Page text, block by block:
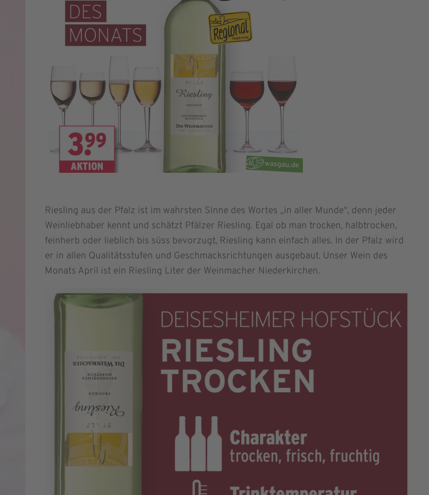
Riesling aus der Pfalz ist im wahrsten Sinne des Wortes „in aller Munde“, denn jeder
Weinliebhaber kennt und schätzt Pfälzer Riesling. Egal ob man trocken, halbtrocken,
feinherb oder lieblich bis süss bevorzugt, Riesling kann einfach alles. In der Pfalz wird
er in allen Qualitätsstufen und Geschmacksrichtungen ausgebaut. Unser Wein des
Monats April ist ein Riesling Liter der Weinmacher Niederkirchen.